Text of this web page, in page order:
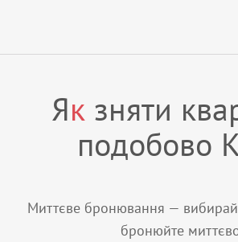
Як зняти
подобово
Миттєве бронювання —
бронюйте